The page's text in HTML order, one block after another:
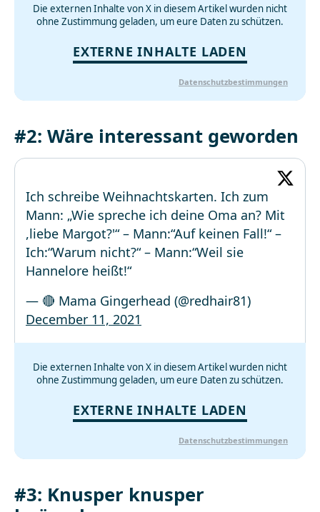
Die externen Inhalte von X in diesem Artikel wurden nicht
ohne Zustimmung geladen, um eure Daten zu schützen.
EXTERNE INHALTE LADEN
Datenschutzbestimmungen
#2: Wäre interessant geworden
Ich schreibe Weihnachtskarten. Ich zum
Mann: „Wie spreche ich deine Oma an? Mit
,liebe Margot?'“ – Mann:“Auf keinen Fall!“ –
Ich:“Warum nicht?“ – Mann:“Weil sie
Hannelore heißt!“
— 🔴 Mama Gingerhead (@redhair81)
December 11, 2021
Die externen Inhalte von X in diesem Artikel wurden nicht
ohne Zustimmung geladen, um eure Daten zu schützen.
EXTERNE INHALTE LADEN
Datenschutzbestimmungen
#3: Knusper knusper